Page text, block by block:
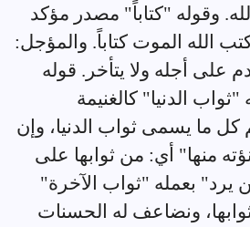
وقوله "كتاباً" مصدر مؤكد
كتب الله الموت كتاباً. والمؤجل:
على أجله ولا يتأخر. قوله
الدنيا" كالغنيمة
كل ما يسمى ثواب الدنيا، وإن
منها" أي: من ثوابها على
بعمله "ثواب الآخرة"
ونضاعف له الحسنات